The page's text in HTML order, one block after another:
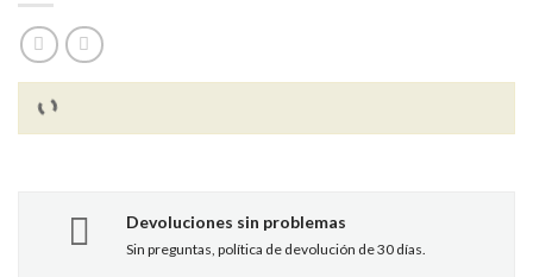
Devoluciones sin problemas
Sin preguntas, política de devolución de 30 días.